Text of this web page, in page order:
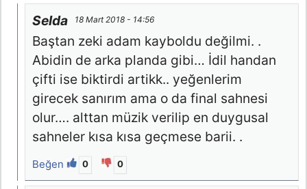
Selda 18 Mart 2018 - 14:56
Baştan zeki adam kayboldu değilmi. .
Abidin de arka planda gibi… İdil handan
çifti ise biktirdi artikk.. yeğenlerim
girecek sanırım ama o da final sahnesi
olur…. alttan müzik verilip en duygusal
sahneler kısa kısa geçmese barii. .
Beğen 0 0